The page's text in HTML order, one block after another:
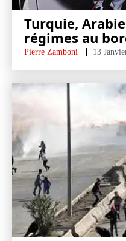
Turquie,
régimes au
Pierre Zamboni 13